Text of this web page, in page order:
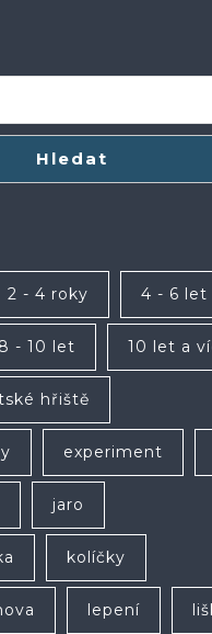
Hledat
2 - 4 roky 4 - 6 let
8 - 10 let 10 let a
hřiště
experiment
jaro
kolíčky
lepení